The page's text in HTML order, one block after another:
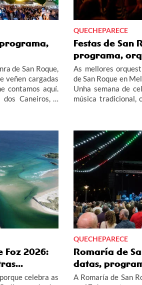
de San Roque,
veñen cargadas
contamos aquí.
Caneiros, o
QUECHEPARECE
Festas de San
programa,
As mellores
de San Roque en
Unha semana de
música tradicional,
este verán.
Foz 2026:
celebra as
QUECHEPARECE
Romaría de
datas,
A Romaría de San